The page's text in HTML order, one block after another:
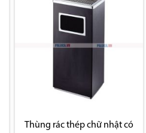
Thùng rác thép chữ nhật có